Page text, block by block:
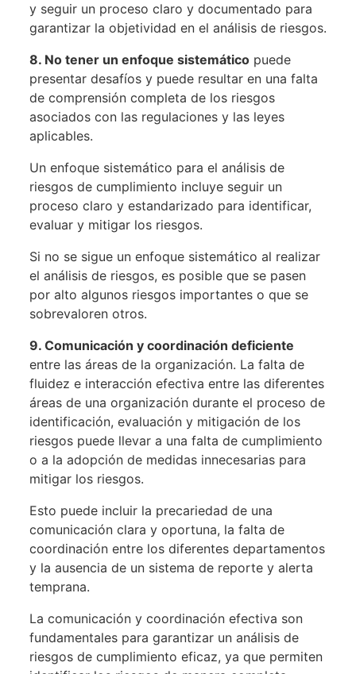
y seguir un proceso claro y documentado para
garantizar la objetividad en el análisis de riesgos.
8. No tener un enfoque sistemáticopuede
presentar desafíos y puede resultar en una falta
de comprensión completa de los riesgos
asociados con las regulaciones y las leyes
aplicables.
Un enfoque sistemático para el análisis de
riesgos de cumplimiento incluye seguir un
proceso claro y estandarizado para identificar,
evaluar y mitigar los riesgos.
Si no se sigue un enfoque sistemático al realizar
el análisis de riesgos, es posible que se pasen
por alto algunos riesgos importantes o que se
sobrevaloren otros.
9. Comunicación y coordinación deficiente
entre las áreas de la organización. La falta de
fluidez e interacción efectiva entre las diferentes
áreas de una organización durante el proceso de
identificación, evaluación y mitigación de los
riesgos puede llevar a una falta de cumplimiento
o a la adopción de medidas innecesarias para
mitigar los riesgos.
Esto puede incluir la precariedad de una
comunicación clara y oportuna, la falta de
coordinación entre los diferentes departamentos
y la ausencia de un sistema de reporte y alerta
temprana.
La comunicación y coordinación efectiva son
fundamentales para garantizar un análisis de
riesgos de cumplimiento eficaz, ya que permiten